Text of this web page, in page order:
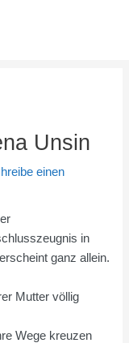
Unsin
einen
in
ganz allein.
Mutter völlig
Wege kreuzen